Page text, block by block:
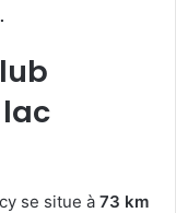
se situe à 73 km